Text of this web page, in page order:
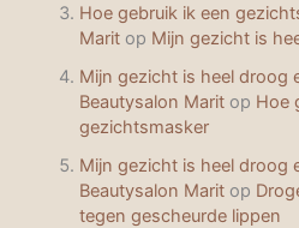
Hoe gebruik ik een
Marit op Mijn gezicht is
Mijn gezicht is heel droog
Beautysalon Marit op Hoe
gezichtsmasker
Mijn gezicht is heel droog
Beautysalon Marit op
tegen gescheurde lippen